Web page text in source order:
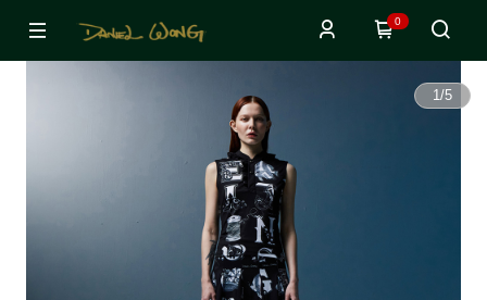
0
1/5